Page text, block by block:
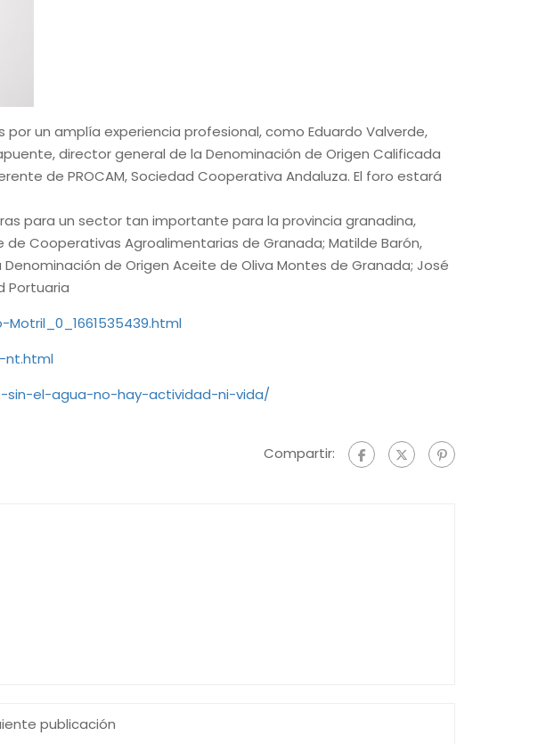
un amplía experiencia profesional, como Eduardo Valverde,
director general de la Denominación de Origen Calificada
de PROCAM, Sociedad Cooperativa Andaluza. El foro estará
para un sector tan importante para la provincia granadina,
Cooperativas Agroalimentarias de Granada; Matilde Barón,
de Origen Aceite de Oliva Montes de Granada; José
Portuaria
nt.html
el-agua-no-hay-actividad-ni-vida/
Compartir:
publicación